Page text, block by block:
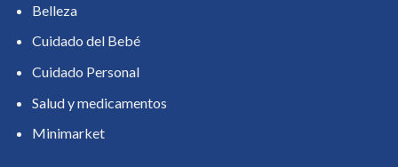
Belleza
Cuidado del Bebé
Cuidado Personal
Salud y medicamentos
Minimarket